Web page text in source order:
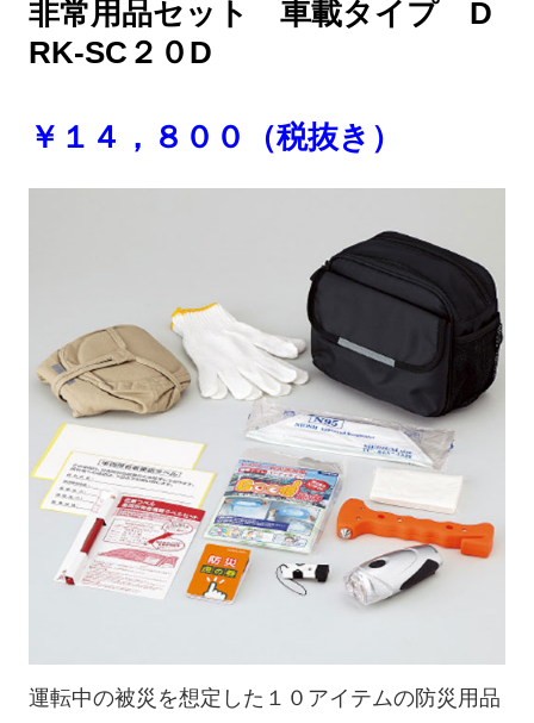
非常用品セット 車載タイプ D
RK-SC２０D
￥１４，８００（税抜き）
運転中の被災を想定した１０アイテムの防災用品